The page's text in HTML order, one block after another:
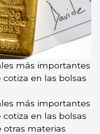
más importantes
en las bolsas
más importantes
en las bolsas
otras materias